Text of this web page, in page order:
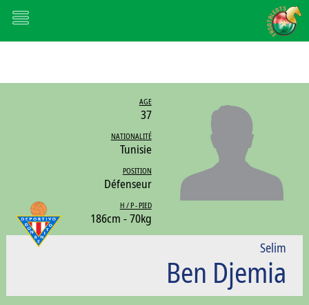
AGE
37
NATIONALITÉ
Tunisie
POSITION
Défenseur
H / P - PIED
186cm - 70kg
Selim
Ben Djemia